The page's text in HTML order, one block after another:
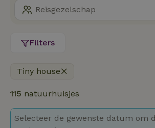
Filters
Tiny house
115 natuurhuisjes
Selecteer de gewenste datum om